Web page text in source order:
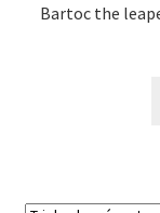
Bartoc the